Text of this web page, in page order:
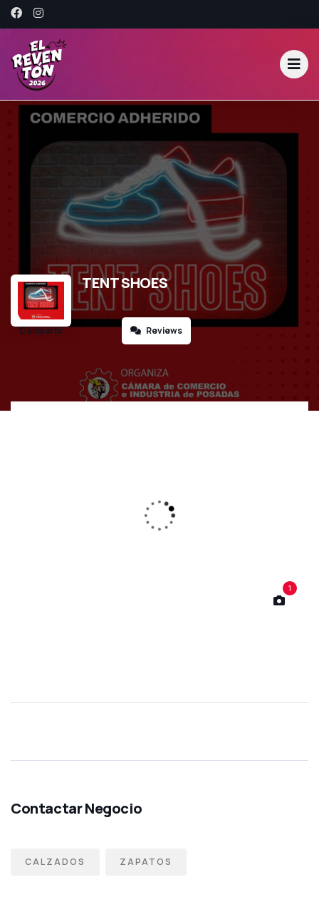
TENT SHOES
Reviews
1
CALZADOS ZAPATOS